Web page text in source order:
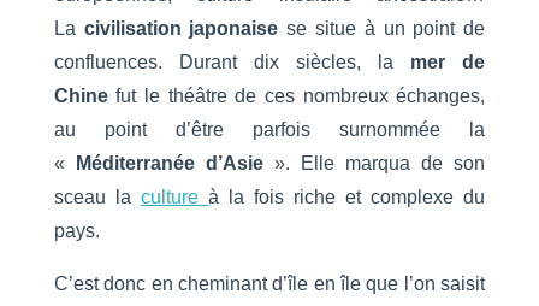
La civilisation japonaise se situe à un point de
confluences. Durant dix siècles, la
mer de
Chine fut le théâtre de ces nombreux échanges,
au point d’être parfois surnommée la
«
Méditerranée d’Asie ». Elle marqua de son
sceau la culture à la fois riche et complexe du
pays.
C’est donc en cheminant d’île en île que l’on saisit